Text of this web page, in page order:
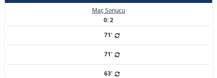
Maç Sonucu
0: 2
71'
71'
63'